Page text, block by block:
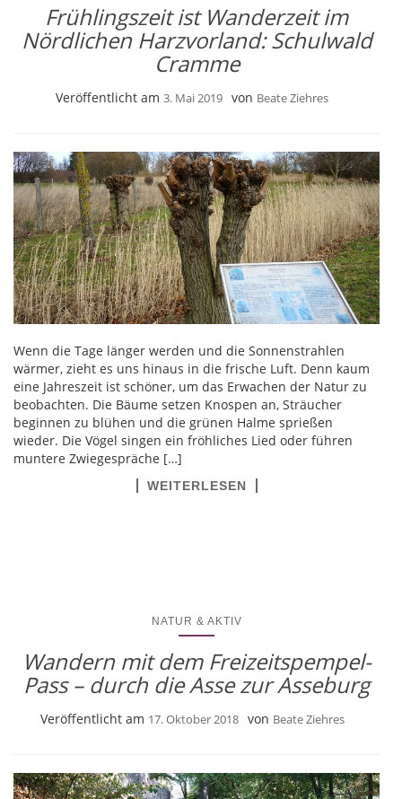
Frühlingszeit ist Wanderzeit im
Nördlichen Harzvorland: Schulwald
Cramme
Veröffentlicht am 3. Mai 2019 von Beate Ziehres
Wenn die Tage länger werden und die Sonnenstrahlen
wärmer, zieht es uns hinaus in die frische Luft. Denn kaum
eine Jahreszeit ist schöner, um das Erwachen der Natur zu
beobachten. Die Bäume setzen Knospen an, Sträucher
beginnen zu blühen und die grünen Halme sprießen
wieder. Die Vögel singen ein fröhliches Lied oder führen
muntere Zwiegespräche […]
WEITERLESEN
NATUR & AKTIV
Wandern mit dem Freizeitspempel-
Pass – durch die Asse zur Asseburg
Veröffentlicht am 17. Oktober 2018 von Beate Ziehres